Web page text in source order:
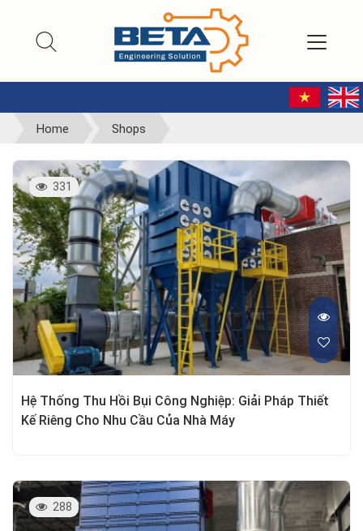
Home Shops
331
Hệ Thống Thu Hồi Bụi Công Nghiệp: Giải Pháp Thiết
Kế Riêng Cho Nhu Cầu Của Nhà Máy
288